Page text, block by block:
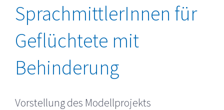
SprachmittlerInnen für
Geflüchtete mit
Behinderung
Vorstellung des Modellprojekts